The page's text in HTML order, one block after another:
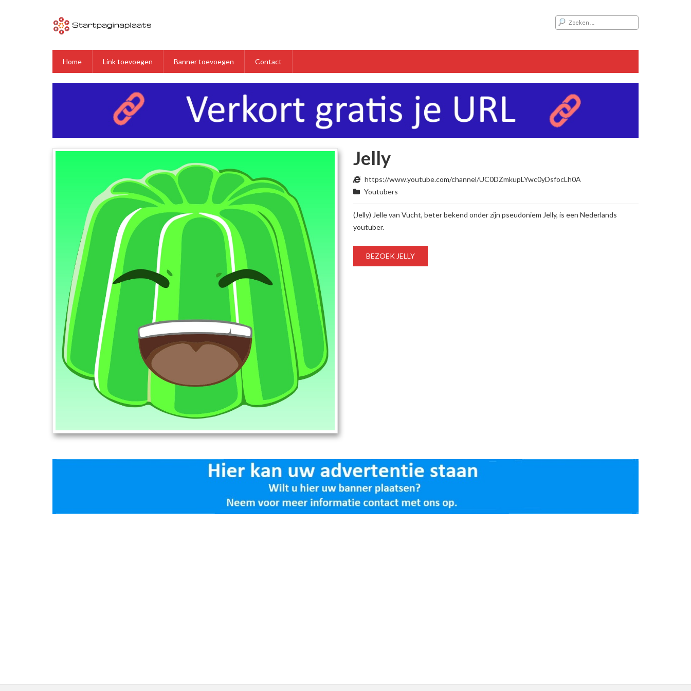
Home Link toevoegen Banner toevoegen Contact
Jelly
https://www.youtube.com/channel/UC0DZmkupLYwc0yDsfocLh0A
Youtubers
(Jelly) Jelle van Vucht, beter bekend onder zijn pseudoniem Jelly, is een Nederlands
youtuber.
BEZOEK JELLY